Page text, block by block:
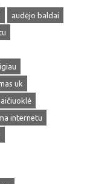
audėjo baldai
uk
internetu